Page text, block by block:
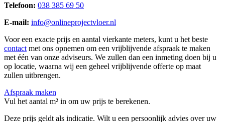
Telefoon: 038 385 69 50
E-mail: info@onlineprojectvloer.nl
Voor een exacte prijs en aantal vierkante meters, kunt u het beste
contact met ons opnemen om een vrijblijvende afspraak te maken
met één van onze adviseurs. We zullen dan een inmeting doen bij u
op locatie, waarna wij een geheel vrijblijvende offerte op maat
zullen uitbrengen.
Afspraak maken
Vul het aantal m² in om uw prijs te berekenen.
Deze prijs geldt als indicatie. Wilt u een persoonlijk advies over uw